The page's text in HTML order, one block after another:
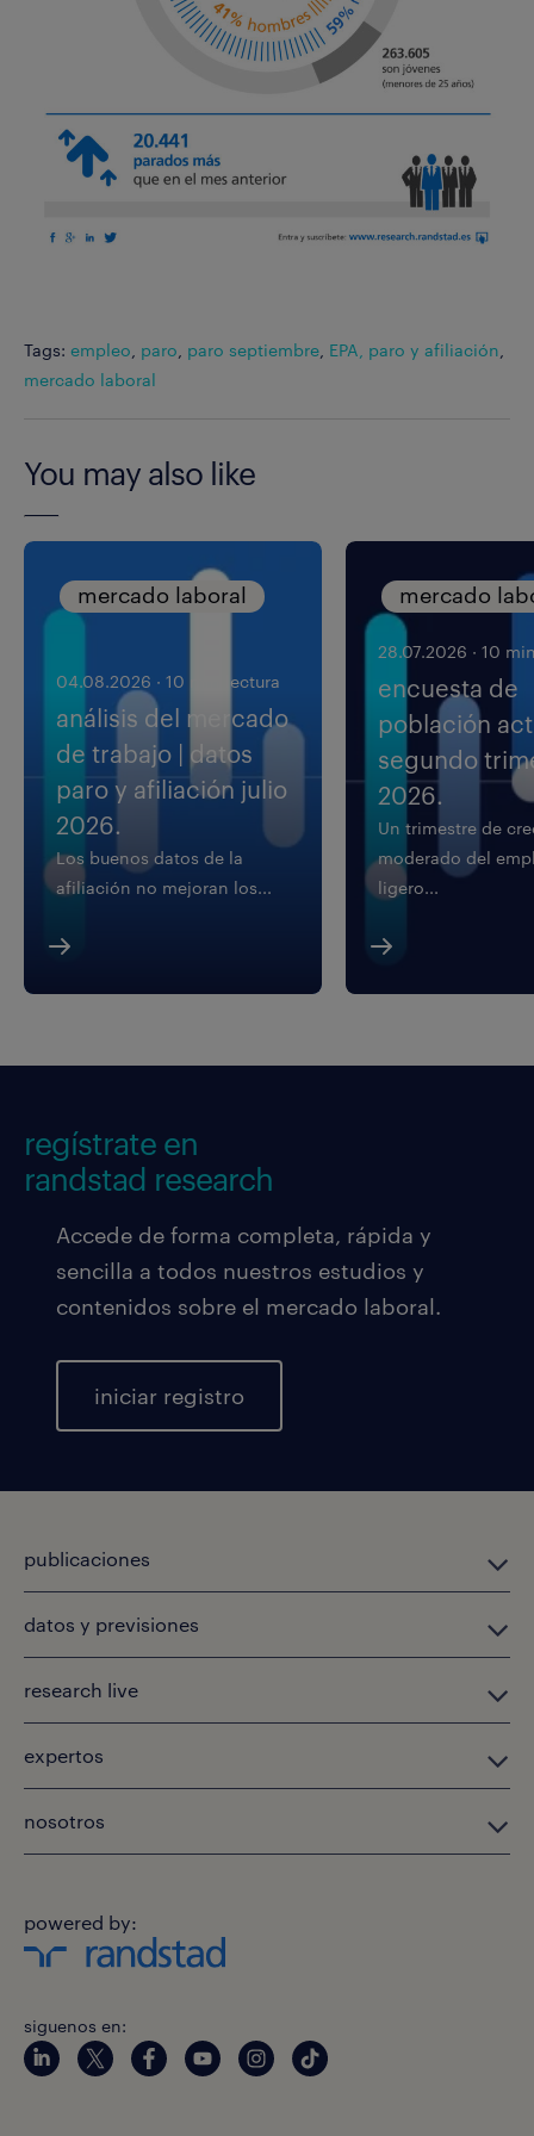
Tags: empleo paro paro septiembre EPA, paro y afiliación
mercado laboral
You may also like
mercado laboral
04.08.2026 · 10 min lectura
análisis del mercado
de trabajo | datos
paro y afiliación julio
2026.
Los buenos datos de la
afiliación no mejoran los...
mercado
28.07.2026 · 10
encuesta de
población
segundo
2026.
Un trimestre de
moderado del
ligero...
regístrate en
randstad research
Accede de forma completa, rápida y
sencilla a todos nuestros estudios y
contenidos sobre el mercado laboral.
iniciar registro
publicaciones
datos y previsiones
research live
expertos
nosotros
powered by:
siguenos en: